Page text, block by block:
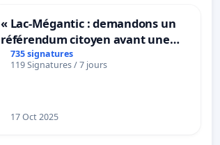
« Lac-Mégantic : demandons un
référendum citoyen avant une
transformation irréversible de
notre territoire »
735 signatures
119 Signatures / 7 jours
17 Oct 2025